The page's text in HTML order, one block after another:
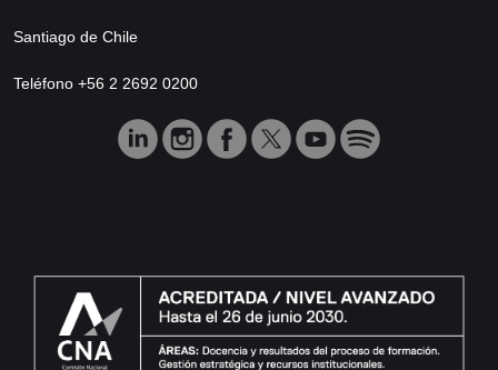
Santiago de Chile
Teléfono +56 2 2692 0200